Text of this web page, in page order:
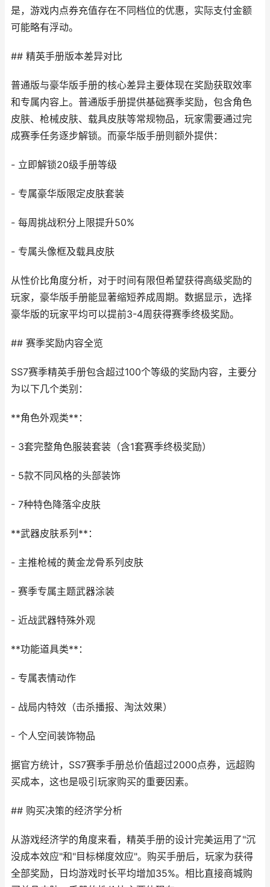
是，游戏内点券充值存在不同档位的优惠，实际支付金额
可能略有浮动。
## 精英手册版本差异对比
普通版与豪华版手册的核心差异主要体现在奖励获取效率
和专属内容上。普通版手册提供基础赛季奖励，包含角色
皮肤、枪械皮肤、载具皮肤等常规物品，玩家需要通过完
成赛季任务逐步解锁。而豪华版手册则额外提供：
- 立即解锁20级手册等级
- 专属豪华版限定皮肤套装
- 每周挑战积分上限提升50%
- 专属头像框及载具皮肤
从性价比角度分析，对于时间有限但希望获得高级奖励的
玩家，豪华版手册能显著缩短养成周期。数据显示，选择
豪华版的玩家平均可以提前3-4周获得赛季终极奖励。
## 赛季奖励内容全览
SS7赛季精英手册包含超过100个等级的奖励内容，主要分
为以下几个类别：
**角色外观类**：
- 3套完整角色服装套装（含1套赛季终极奖励）
- 5款不同风格的头部装饰
- 7种特色降落伞皮肤
**武器皮肤系列**：
- 主推枪械的黄金龙骨系列皮肤
- 赛季专属主题武器涂装
- 近战武器特殊外观
**功能道具类**：
- 专属表情动作
- 战局内特效（击杀播报、淘汰效果）
- 个人空间装饰物品
据官方统计，SS7赛季手册总价值超过2000点券，远超购
买成本，这也是吸引玩家购买的重要因素。
## 购买决策的经济学分析
从游戏经济学的角度来看，精英手册的设计完美运用了"沉
没成本效应"和"目标梯度效应"。购买手册后，玩家为获得
全部奖励，日均游戏时长平均增加35%。相比直接商城购